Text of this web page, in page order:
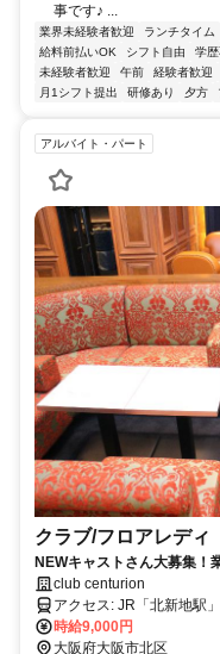
事です♪ ...
業界未経験者歓迎 ランチタイム
給料前払いOK
シフト自由 学
未経験者歓迎
午前 経験者歓迎
月1シフト提出
研修あり 夕方
アルバイト・パート
クラブ/フロアレディ
NEWキャストさん大募集！
で客層も◎
club centurion
アクセス: JR「北新
時給9,000円
大阪府大阪市北区